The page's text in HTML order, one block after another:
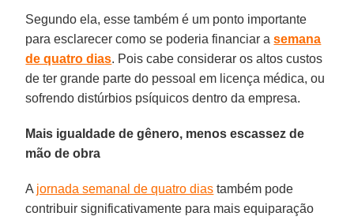
Segundo ela, esse também é um ponto importante
para esclarecer como se poderia financiar asemana
de quatro dias. Pois cabe considerar os altos custos
de ter grande parte do pessoal em licença médica, ou
sofrendo distúrbios psíquicos dentro da empresa.
Mais igualdade de gênero, menos escassez de
mão de obra
A jornada semanal de quatro dias também pode
contribuir significativamente para mais equiparação